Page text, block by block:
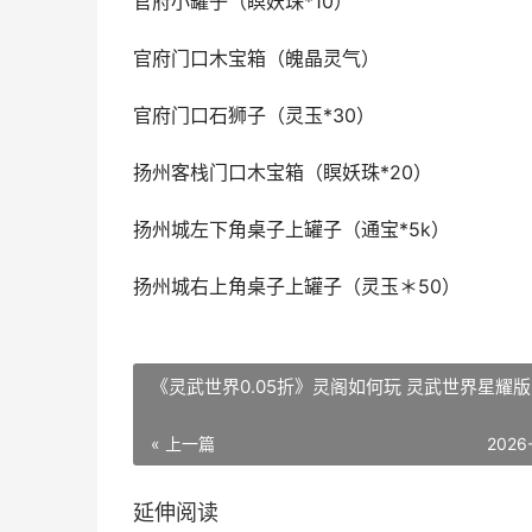
官府门口木宝箱（魄晶灵气）
官府门口石狮子（灵玉*30）
扬州客栈门口木宝箱（瞑妖珠*20）
扬州城左下角桌子上罐子（通宝*5k）
扬州城右上角桌子上罐子（灵玉＊50）
《灵武世界0.05折》灵阁如何玩 灵武世界星耀版
« 上一篇
延伸阅读